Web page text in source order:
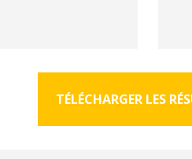
TÉLÉCHARGER LES